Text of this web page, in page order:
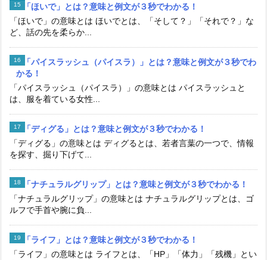
「ほいで」とは？意味と例文が３秒でわかる！
「ほいで」の意味とは ほいでとは、「そして？」「それで？」な
ど、話の先を柔らか...
「パイスラッシュ（パイスラ）」とは？意味と例文が３秒でわ
かる！
「パイスラッシュ（パイスラ）」の意味とは パイスラッシュと
は、服を着ている女性...
「ディグる」とは？意味と例文が３秒でわかる！
「ディグる」の意味とは ディグるとは、若者言葉の一つで、情報
を探す、掘り下げて...
「ナチュラルグリップ」とは？意味と例文が３秒でわかる！
「ナチュラルグリップ」の意味とは ナチュラルグリップとは、ゴ
ルフで手首や腕に負...
「ライフ」とは？意味と例文が３秒でわかる！
「ライフ」の意味とは ライフとは、「HP」「体力」「残機」とい